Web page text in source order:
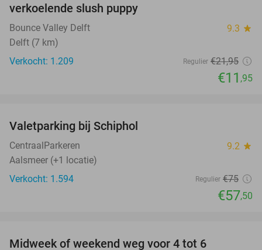
verkoelende slush puppy
Bounce Valley Delft 9.3 star
Delft (7 km)
Verkocht: 1.209
Regulier €21,95
€11 ,95
Valetparking bij Schiphol
CentraalParkeren 9.2 star
Aalsmeer (+1 locatie)
Verkocht: 1.594
Regulier €75
€57,50
Midweek of weekend weg voor 4 tot 6